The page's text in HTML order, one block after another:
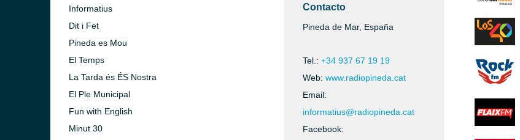
Informatius
Dit i Fet
Pineda es Mou
El Temps
La Tarda és ÉS Nostra
El Ple Municipal
Fun with English
Minut 30
Contacto
Pineda de Mar, España
Tel.: +34 937 67 19 19
Web: www.radiopineda.cat
Email:
informatius@radiopineda.cat
Facebook: